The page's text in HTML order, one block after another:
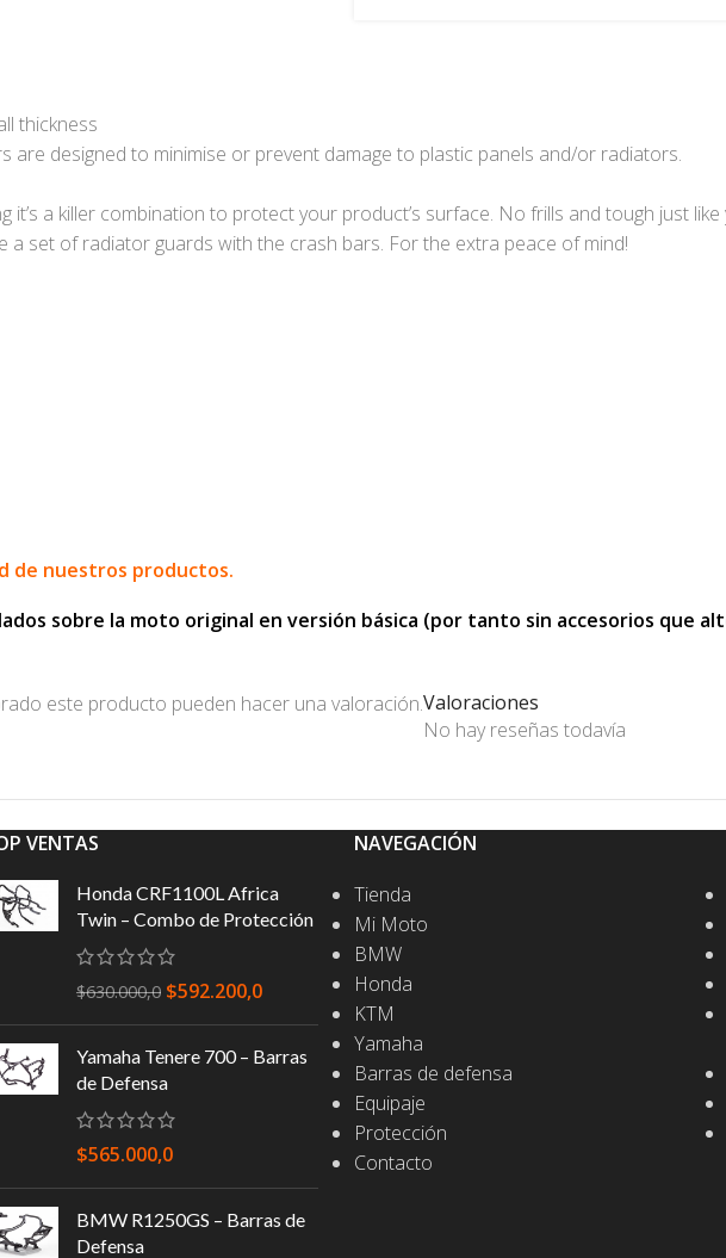
thickness
are designed to minimise or prevent damage to plastic panels and/or radiators.
it’s a killer combination to protect your product’s surface. No frills and tough just like
a set of radiator guards with the crash bars. For the extra peace of mind!
de nuestros productos.
sobre la moto original en versión básica (por tanto sin accesorios que
Valoraciones
No hay reseñas todavía
este producto pueden hacer una valoración.
VENTAS
Honda CRF1100L Africa
Twin – Combo de Protección
$630.000,0 $592.200,0
Yamaha Tenere 700 – Barras
de Defensa
$565.000,0
BMW R1250GS – Barras de
Defensa
NAVEGACIÓN
Tienda
Mi Moto
BMW
Honda
KTM
Yamaha
Barras de defensa
Equipaje
Protección
Contacto